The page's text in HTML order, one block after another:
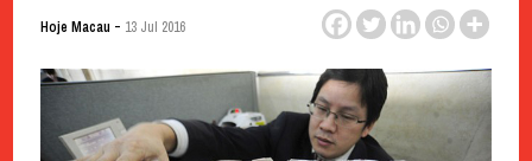
Hoje Macau - 13 Jul 2016